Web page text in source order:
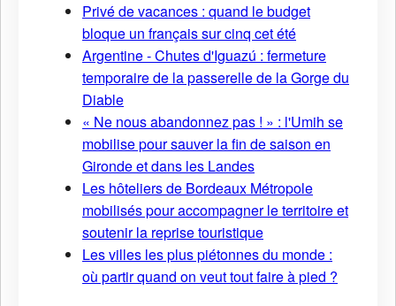
Privé de vacances : quand le budget
bloque un français sur cinq cet été
Argentine - Chutes d'Iguazú : fermeture
temporaire de la passerelle de la Gorge du
Diable
« Ne nous abandonnez pas ! » : l'Umih se
mobilise pour sauver la fin de saison en
Gironde et dans les Landes
Les hôteliers de Bordeaux Métropole
mobilisés pour accompagner le territoire et
soutenir la reprise touristique
Les villes les plus piétonnes du monde :
où partir quand on veut tout faire à pied ?